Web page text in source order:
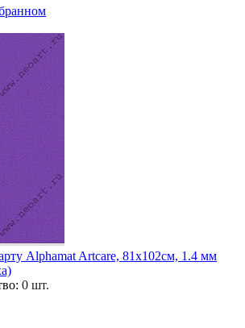
Alphamat Artcare, 81x102см, 1.4 мм
0 шт.